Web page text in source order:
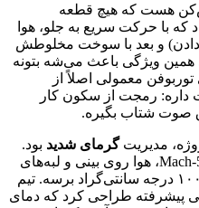
هست که هیچ قطعه
که با حرکت سریع به جلو، هوا
دادن) و بعد با سوخت مخلوطش
همین ویژگی باعث می‌شه بتونه
توربوفن معمولی اصلاً از
داره: رمجت از سکون کار
صوت شتاب بگیره.
مدیریت گرمای شدید بود.
Mach-، هوا روی بینی و لبه‌های
درجه سانتی‌گراد برسه. تیم
پیشرفته طراحی کرد که دمای